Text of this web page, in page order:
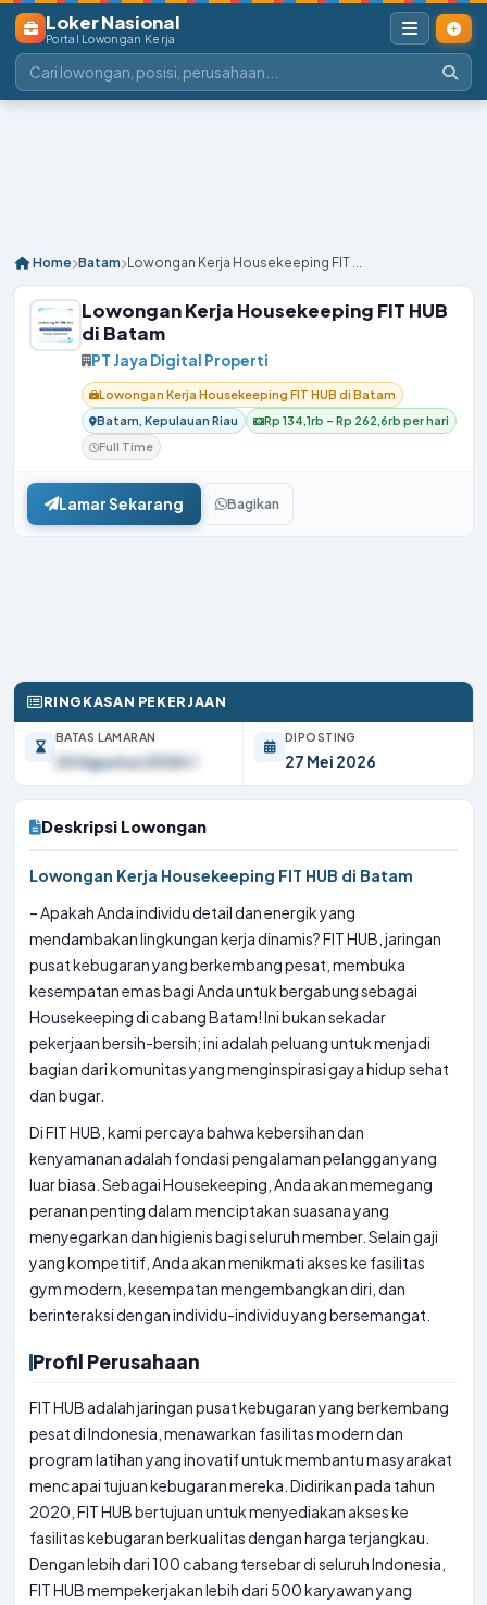
Loker Nasional
Portal Lowongan Kerja
Home Batam Lowongan Kerja Housekeeping FIT ...
Lowongan Kerja Housekeeping FIT HUB
di Batam
PT Jaya Digital Properti
Lowongan Kerja Housekeeping FIT HUB di Batam
Batam, Kepulauan Riau
Rp 134,1rb – Rp 262,6rb per hari
Full Time
Lamar Sekarang Bagikan
RINGKASAN PEKERJAAN
BATAS LAMARAN
24 Agustus 2026
DIPOSTING
27 Mei 2026
Deskripsi Lowongan
Lowongan Kerja Housekeeping FIT HUB di Batam
– Apakah Anda individu detail dan energik yang
mendambakan lingkungan kerja dinamis? FIT HUB, jaringan
pusat kebugaran yang berkembang pesat, membuka
kesempatan emas bagi Anda untuk bergabung sebagai
Housekeeping di cabang Batam! Ini bukan sekadar
pekerjaan bersih-bersih; ini adalah peluang untuk menjadi
bagian dari komunitas yang menginspirasi gaya hidup sehat
dan bugar.
Di FIT HUB, kami percaya bahwa kebersihan dan
kenyamanan adalah fondasi pengalaman pelanggan yang
luar biasa. Sebagai Housekeeping, Anda akan memegang
peranan penting dalam menciptakan suasana yang
menyegarkan dan higienis bagi seluruh member. Selain gaji
yang kompetitif, Anda akan menikmati akses ke fasilitas
gym modern, kesempatan mengembangkan diri, dan
berinteraksi dengan individu-individu yang bersemangat.
Profil Perusahaan
FIT HUB adalah jaringan pusat kebugaran yang berkembang
pesat di Indonesia, menawarkan fasilitas modern dan
program latihan yang inovatif untuk membantu masyarakat
mencapai tujuan kebugaran mereka. Didirikan pada tahun
2020, FIT HUB bertujuan untuk menyediakan akses ke
fasilitas kebugaran berkualitas dengan harga terjangkau.
Dengan lebih dari 100 cabang tersebar di seluruh Indonesia,
FIT HUB mempekerjakan lebih dari 500 karyawan yang